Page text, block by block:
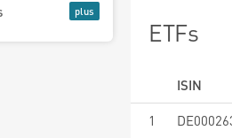
ETFs
ISIN
1